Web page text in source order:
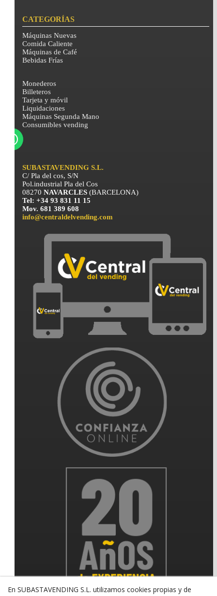
CATEGORÍAS
Máquinas Nuevas
Comida Caliente
Máquinas de Café
Bebidas Frías
Monederos
Billeteros
Tarjeta y móvil
Liquidaciones
Máquinas Segunda Mano
Consumibles vending
SUBASTAVENDING S.L.
C/ Pla del cos, S/N
Pol.industrial Pla del Cos
08270NAVARCLES(BARCELONA)
Tel: +34 93 831 11 15
Mov. 681 389 608
info@centraldelvending.com
En SUBASTAVENDING S.L. utilizamos cookies propias y de